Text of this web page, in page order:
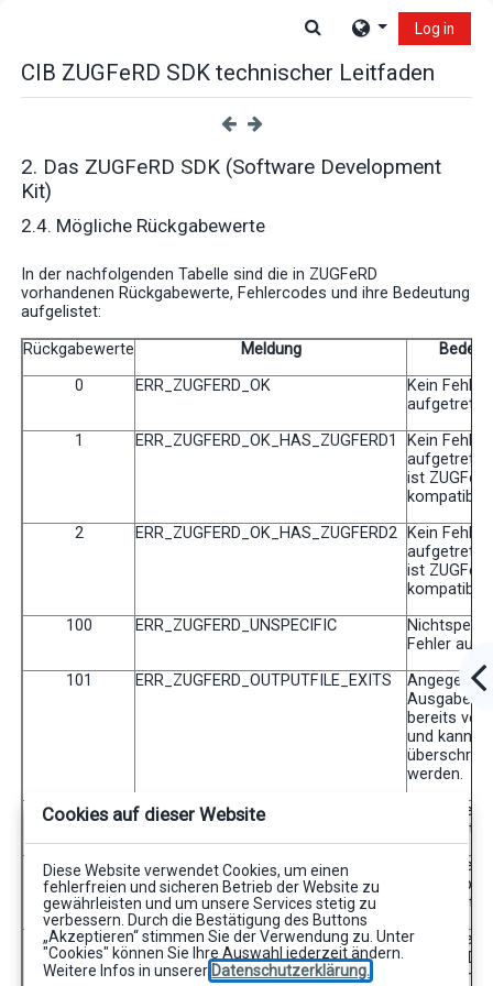
Toggle search input
Log in
CIB ZUGFeRD SDK technischer Leitfaden
2. Das ZUGFeRD SDK (Software Development
Kit)
2.4. Mögliche Rückgabewerte
In der nachfolgenden Tabelle sind die in ZUGFeRD
vorhandenen Rückgabewerte, Fehlercodes und ihre Bedeutung
aufgelistet:
Rückgabewerte Meldung
0
ERR_ZUGFERD_OK
Kein Fehler
1
ERR_ZUGFERD_OK_HAS_ZUGFERD1
Kein Fehler
ist
kompatibel.
2
ERR_ZUGFERD_OK_HAS_ZUGFERD2
Kein Fehler
ist
kompatibel.
100
ERR_ZUGFERD_UNSPECIFIC
Fehler
101
ERR_ZUGFERD_OUTPUTFILE_EXITS
bereits
und kann
werden.
102
ERR_ZUGFERD_READ
Fehler
103
ERR_ZUGFERD_INPUT
Fehler bei
104
ERR_ZUGFERD_NO_PDFA3_INPUT
Es wurde
PDF/A3-
Einbetten
Cookies auf dieser Website
Diese Website verwendet Cookies, um einen
fehlerfreien und sicheren Betrieb der Website zu
gewährleisten und um unsere Services stetig zu
verbessern. Durch die Bestätigung des Buttons
„Akzeptieren“ stimmen Sie der Verwendung zu. Unter
"Cookies" können Sie Ihre Auswahl jederzeit ändern.
Weitere Infos in unserer Datenschutzerklärung.